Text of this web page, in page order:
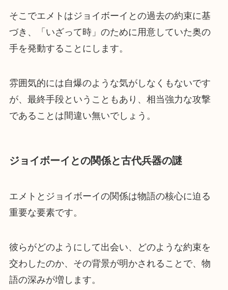
そこでエメトはジョイボーイとの過去の約束に基
づき、「いざって時」のために用意していた奥の
手を発動することにします。
雰囲気的には自爆のような気がしなくもないです
が、最終手段ということもあり、相当強力な攻撃
であることは間違い無いでしょう。
ジョイボーイとの関係と古代兵器の謎
エメトとジョイボーイの関係は物語の核心に迫る
重要な要素です。
彼らがどのようにして出会い、どのような約束を
交わしたのか、その背景が明かされることで、物
語の深みが増します。